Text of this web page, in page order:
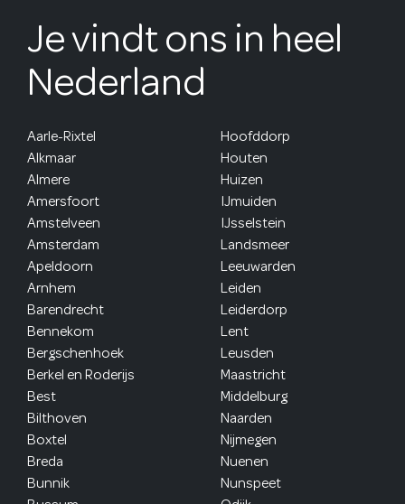
Je vindt ons in heel
Nederland
Aarle-Rixtel
Alkmaar
Almere
Amersfoort
Amstelveen
Amsterdam
Apeldoorn
Arnhem
Barendrecht
Bennekom
Bergschenhoek
Berkel en Roderijs
Best
Bilthoven
Boxtel
Breda
Bunnik
Hoofddorp
Houten
Huizen
IJmuiden
IJsselstein
Landsmeer
Leeuwarden
Leiden
Leiderdorp
Lent
Leusden
Maastricht
Middelburg
Naarden
Nijmegen
Nuenen
Nunspeet